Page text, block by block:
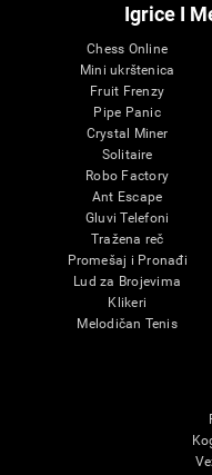
Igrice I
Chess Online
Mini ukrštenica
Fruit Frenzy
Pipe Panic
Crystal Miner
Solitaire
Robo Factory
Ant Escape
Gluvi Telefoni
Tražena reč
Promešaj i Pronađi
Lud za Brojevima
Klikeri
Melodičan Tenis